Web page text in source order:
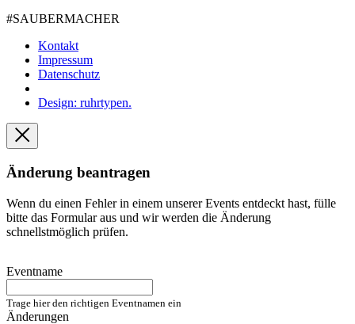
#SAUBER­MACHER
Kontakt
Impressum
Datenschutz
Design: ruhrtypen.
Änderung beantragen
Wenn du einen Fehler in einem unserer Events entdeckt hast, fülle
bitte das Formular aus und wir werden die Änderung
schnellstmöglich prüfen.
Eventname
Trage hier den richtigen Eventnamen ein
Änderungen